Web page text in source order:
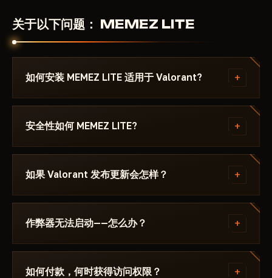
关于以下问题： MEMEZ LITE
如何安装 MEMEZ LITE 适用于 Valorant? +
付款后你将收到下载链接和专为以下游戏编写的说明：
Valorant - ，其中注明所需的 Windows 版本、Secure
Discord 或 Telegram 联系我们，我们会帮您解决。
安全性如何 MEMEZ LITE? +
该作弊器在以下游戏的最新补丁上测试： Valorant 后
才会发布。当前状态可在卡片上查看——Undetected /
更新中 / 风险。若游戏更新后状态发生变化，该辅助会
被下架，直到修复发布。
如果 Valorant 发布更新会怎样？ +
补丁发布后24小时内更新。订阅冻结——天数不会流
失。修复完成后作弊器重新出现在目录中。
作弊器无法启动——怎么办？ +
请在 Discord 中描述错误。大多数问题 15 分钟内即可
解决：启动模式不正确、Secure Boot、杀毒软件。支
如何付款，何时获得访问权限？ +